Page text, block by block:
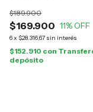
$169.900
$189.900
11% OFF
6x $28.316,67 sin interés
$152.910 con
depósito